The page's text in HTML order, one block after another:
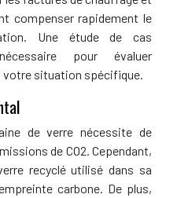
compenser rapidement le
Une étude de cas
pour évaluer
votre situation spécifique.
de verre nécessite de
de CO2. Cependant,
recyclé utilisé dans sa
carbone. De plus,